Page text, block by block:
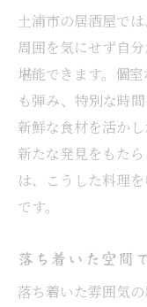
土浦市の居酒屋で
周囲を気にせず自
堪能できます。個
も弾み、特別な時
新鮮な食材を活か
新たな発見をもた
は、こうした料理
です。
落ち着いた空間
落ち着いた雰囲気